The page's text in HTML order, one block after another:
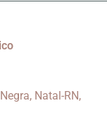
Natal-RN,